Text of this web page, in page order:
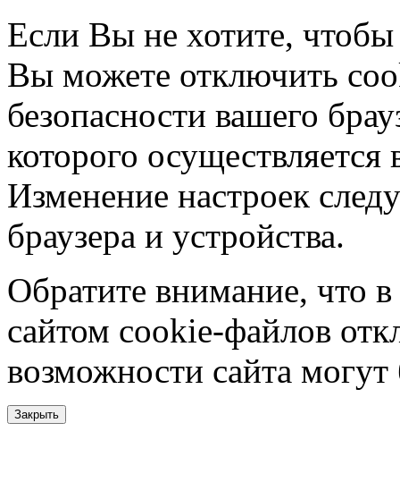
Если Вы не хотите,
Вы можете отключить
безопасности вашего
которого
Изменение настроек
браузера и устройства.
Обратите внимание, что в
сайтом cookie-файлов
возможности сайта
Закрыть